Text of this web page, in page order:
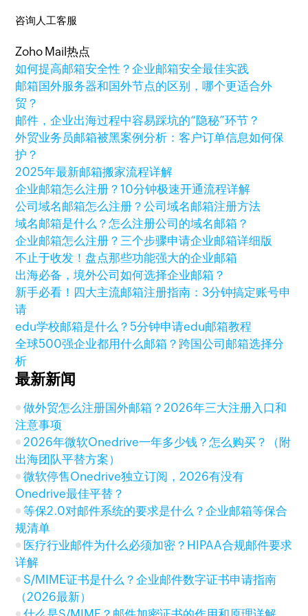
咨询人工客服
Zoho Mail热点
如何提高邮箱安全性？企业邮箱安全最佳实践
邮箱国外服务器和国外节点的区别，哪个更适合外
贸？
邮件，企业出海过程中容易踩坑的“隐秘”环节？
外贸业务员邮箱被黑案例分析：客户订单信息如何保
护？
2025年最新邮箱搬家流程详解
企业邮箱怎么注册？10分钟极速开通流程详解
公司域名邮箱怎么注册？公司域名邮箱注册方法
域名邮箱是什么？怎么注册公司的域名邮箱？
企业邮箱怎么注册？三个步骤申请企业邮箱详细版
不止于收发！盘点那些功能强大的企业邮箱
出海必备，境外公司如何选择企业邮箱？
新手必看！四大主流邮箱注册指南：3分钟搞定账号申
请
edu学校邮箱是什么？5分钟申请edu邮箱教程
全球500强企业都用什么邮箱？跨国公司邮箱选择分
析
最新新闻
做外贸怎么注册国外邮箱？2026年三大注册入口和
注意事项
2026年微软Onedrive一年多少钱？怎么购买？（附
出海团队平替方案）
微软停售Onedrive独立订阅，2026有没有
Onedrive最佳平替？
等保2.0对邮件系统的要求是什么？企业邮箱等保合
规清单
医疗行业邮件为什么必须加密？HIPAA合规邮件要求
详解
S/MIME证书是什么？企业邮件数字证书申请指南
（2026最新）